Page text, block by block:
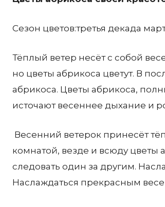
Сезон цветов:третья декада
Тёплый ветер несёт с собой
но цветы абрикоса цветут. В
абрикоса. Цветы абрикоса,
источают весеннее дыхание и
Весенний ветерок принесёт
комнатой, везде и всюду цветы
следовать один за другим.
Наслаждаться прекрасным